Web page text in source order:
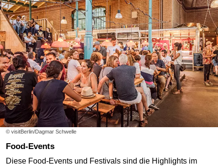
© visitBerlin/Dagmar Schwelle
Food-Events
Diese Food-Events und Festivals sind die Highlights im